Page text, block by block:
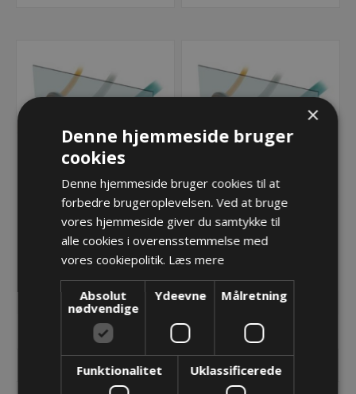
DES-PMU 20B, sort
Lager: Restordre - Er på vej!
KØB
DES-PMU 20G, grå
Lager: Restordre - Er på vej!
KØB
×
Denne hjemmeside bruger
cookies
Denne hjemmeside bruger cookies til at
forbedre brugeroplevelsen. Ved at bruge
vores hjemmeside giver du samtykke til
alle cookies i overensstemmelse med
vores cookiepolitik. Læs mere
Absolut
nødvendige
Ydeevne Målretning
Funktionalitet Uklassificerede